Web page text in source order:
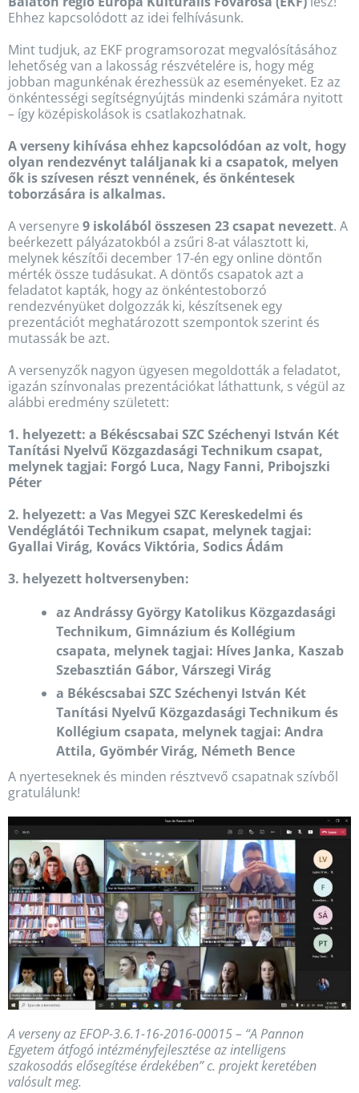
Ehhez kapcsolódott az idei felhívásunk.
Mint tudjuk, az EKF programsorozat megvalósításához
lehetőség van a lakosság részvételére is, hogy még
jobban magunkénak érezhessük az eseményeket. Ez az
önkéntességi segítségnyújtás mindenki számára nyitott
– így középiskolások is csatlakozhatnak.
A verseny kihívása ehhez kapcsolódóan az volt, hogy
olyan rendezvényt találjanak ki a csapatok, melyen
ők is szívesen részt vennének, és önkéntesek
toborzására is alkalmas.
A versenyre 9 iskolából összesen 23 csapat nevezett. A
beérkezett pályázatokból a zsűri 8-at választott ki,
melynek készítői december 17-én egy online döntőn
mérték össze tudásukat. A döntős csapatok azt a
feladatot kapták, hogy az önkéntestoborzó
rendezvényüket dolgozzák ki, készítsenek egy
prezentációt meghatározott szempontok szerint és
mutassák be azt.
A versenyzők nagyon ügyesen megoldották a feladatot,
igazán színvonalas prezentációkat láthattunk, s végül az
alábbi eredmény született:
1. helyezett: a Békéscsabai SZC Széchenyi István Két
Tanítási Nyelvű Közgazdasági Technikum csapat,
melynek tagjai: Forgó Luca, Nagy Fanni, Pribojszki
Péter
2. helyezett: a Vas Megyei SZC Kereskedelmi és
Vendéglátói Technikum csapat, melynek tagjai:
Gyallai Virág, Kovács Viktória, Sodics Ádám
3. helyezett holtversenyben:
az Andrássy György Katolikus Közgazdasági
Technikum, Gimnázium és Kollégium
csapata, melynek tagjai: Híves Janka, Kaszab
Szebasztián Gábor, Várszegi Virág
a Békéscsabai SZC Széchenyi István Két
Tanítási Nyelvű Közgazdasági Technikum és
Kollégium csapata, melynek tagjai: Andra
Attila, Gyömbér Virág, Németh Bence
A nyerteseknek és minden résztvevő csapatnak szívből
gratulálunk!
A verseny az EFOP-3.6.1-16-2016-00015 – “A Pannon
Egyetem átfogó intézményfejlesztése az intelligens
szakosodás elősegítése érdekében” c. projekt keretében
valósult meg.